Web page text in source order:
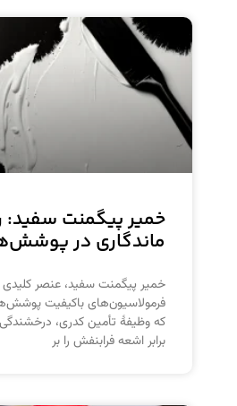
خمیر پیگمنت سفید:
ماندگاری در
خمیر پیگمنت سفید، عنصر کلیدی
فرمولاسیون‌های باکیفیت
که وظیفهٔ تأمین کدری،
برابر اشعه فرابنفش را بر